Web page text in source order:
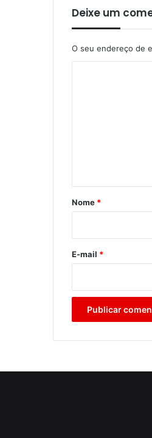
Deixe um
O seu endereço de
r
*
Nome *
E-mail *